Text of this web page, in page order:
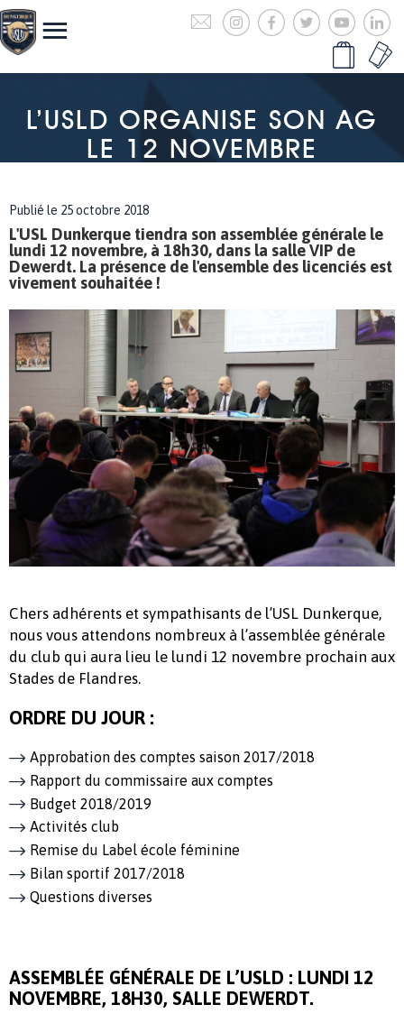
L’USLD ORGANISE SON AG
LE 12 NOVEMBRE
Publié le 25 octobre 2018
L'USL Dunkerque tiendra son assemblée générale le
lundi 12 novembre, à 18h30, dans la salle VIP de
Dewerdt. La présence de l'ensemble des licenciés est
vivement souhaitée !
Chers adhérents et sympathisants de l’USL Dunkerque,
nous vous attendons nombreux à l’assemblée générale
du club qui aura lieu le lundi 12 novembre prochain aux
Stades de Flandres.
ORDRE DU JOUR :
Approbation des comptes saison 2017/2018
Rapport du commissaire aux comptes
Budget 2018/2019
Activités club
Remise du Label école féminine
Bilan sportif 2017/2018
Questions diverses
ASSEMBLÉE GÉNÉRALE DE L’USLD : LUNDI 12
NOVEMBRE, 18H30, SALLE DEWERDT.